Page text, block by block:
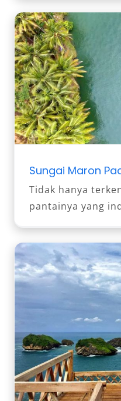
Sungai Maron
Tidak hanya
pantainya yang